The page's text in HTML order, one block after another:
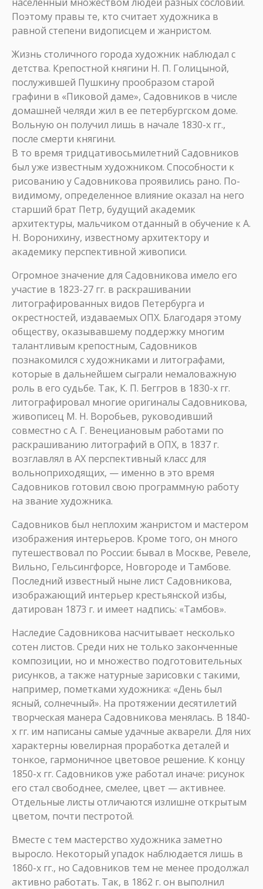
Поэтому правы те, кто считает художника в
равной степени видописцем и жанристом.
Жизнь столичного города художник наблюдал с
детства. Крепостной княгини Н. П. Голицыной,
послужившей Пушкину прообразом старой
графини в «Пиковой даме», Садовников в числе
домашней челяди жил в ее петербургском доме.
Вольную он получил лишь в начале 1830-х гг.,
после смерти княгини.
В то время тридцативосьмилетний Садовников
был уже известным художником. Способности к
рисованию у Садовникова проявились рано. По-
видимому, определенное влияние оказал на него
старший брат Петр, будущий академик
архитектуры, мальчиком отданный в обучение к А.
Н. Воронихину, известному архитектору и
академику перспективной живописи.
Огромное значение для Садовникова имело его
участие в 1823-27 гг. в раскрашивании
литографированных видов Петербурга и
окрестностей, издаваемых ОПХ. Благодаря этому
обществу, оказывавшему поддержку многим
талантливым крепостным, Садовников
познакомился с художниками и литографами,
которые в дальнейшем сыграли немаловажную
роль в его судьбе. Так, К. П. Беггров в 1830-х гг.
литографировал многие оригиналы Садовникова,
живописец М. Н. Воробьев, руководивший
совместно с А. Г. Венециановым работами по
раскрашиванию литографий в ОПХ, в 1837 г.
возглавлял в АХ перспективный класс для
вольноприходящих, — именно в это время
Садовников готовил свою программную работу
на звание художника.
Садовников был неплохим жанристом и мастером
изображения интерьеров. Кроме того, он много
путешествовал по России: бывал в Москве, Ревеле,
Вильно, Гельсингфорсе, Новгороде и Тамбове.
Последний известный ныне лист Садовникова,
изображающий интерьер крестьянской избы,
датирован 1873 г. и имеет надпись: «Тамбов».
Наследие Садовникова насчитывает несколько
сотен листов. Среди них не только законченные
композиции, но и множество подготовительных
рисунков, а также натурные зарисовки с такими,
например, пометками художника: «День был
ясный, солнечный». На протяжении десятилетий
творческая манера Садовникова менялась. В 1840-
х гг. им написаны самые удачные акварели. Для них
характерны ювелирная проработка деталей и
тонкое, гармоничное цветовое решение. К концу
1850-х гг. Садовников уже работал иначе: рисунок
его стал свободнее, смелее, цвет — активнее.
Отдельные листы отличаются излишне открытым
цветом, почти пестротой.
Вместе с тем мастерство художника заметно
выросло. Некоторый упадок наблюдается лишь в
1860-х гг., но Садовников тем не менее продолжал
активно работать. Так, в 1862 г. он выполнил